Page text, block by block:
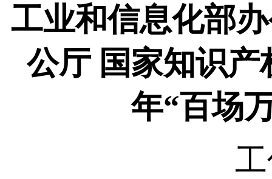
工业和信息化部
公厅 国家知识产
年“百场